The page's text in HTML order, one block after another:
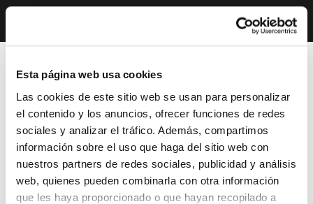
Esta página web usa cookies
Las cookies de este sitio web se usan para personalizar
el contenido y los anuncios, ofrecer funciones de redes
sociales y analizar el tráfico. Además, compartimos
información sobre el uso que haga del sitio web con
nuestros partners de redes sociales, publicidad y análisis
web, quienes pueden combinarla con otra información
que les haya proporcionado o que hayan recopilado a